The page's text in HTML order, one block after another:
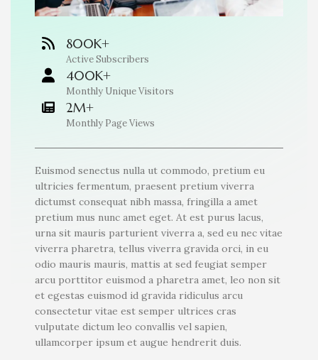
800K+
Active Subscribers
400K+
Monthly Unique Visitors
2M+
Monthly Page Views
Euismod senectus nulla ut commodo, pretium eu
ultricies fermentum, praesent pretium viverra
dictumst consequat nibh massa, fringilla a amet
pretium mus nunc amet eget. At est purus lacus,
urna sit mauris parturient viverra a, sed eu nec vitae
viverra pharetra, tellus viverra gravida orci, in eu
odio mauris mauris, mattis at sed feugiat semper
arcu porttitor euismod a pharetra amet, leo non sit
et egestas euismod id gravida ridiculus arcu
consectetur vitae est semper ultrices cras
vulputate dictum leo convallis vel sapien,
ullamcorper ipsum et augue hendrerit duis.